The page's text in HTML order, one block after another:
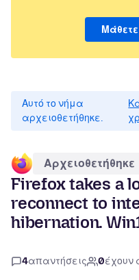
Αυτό το νήμα
αρχειοθετήθηκε.
Αρχειοθετήθηκε
Firefox takes a
reconnect to
hibernation.
4απαντήσεις 0έχουν